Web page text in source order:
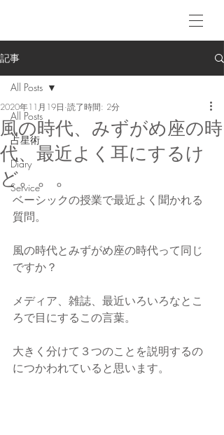
記事
All Posts
占星術
Diary
Service
All Posts
風の時代、みずがめ座の時
代、最近よく耳にするけ
ど。。。
2020年11月19日 読了時間: 2分
ベーシックの授業で最近よく聞かれる
質問。
風の時代とみずがめ座の時代って同じ
ですか？
メディア、雑誌、最近いろいろなとこ
ろで目にするこの言葉。
大きく分けて３つのことを説明するの
につかわれていると思います。